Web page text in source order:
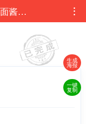
生成
海报
一键
复制
外地清真店招聘单身面酱一名两口一收银，一炒捞面调汤两名单身收银两名，男女不限打杂...